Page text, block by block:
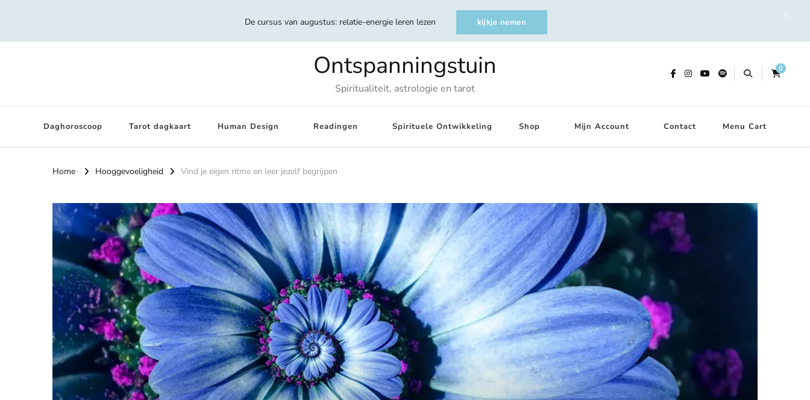
De cursus van augustus: relatie-energie leren lezen kijkje nemen
Ontspanningstuin
Spiritualiteit, astrologie en tarot
0
Daghoroscoop Tarot dagkaart Human Design Readingen Spirituele Ontwikkeling Shop Mijn Account Contact Menu Cart
Home Hooggevoeligheid Vind je eigen ritme en leer jezelf begrijpen